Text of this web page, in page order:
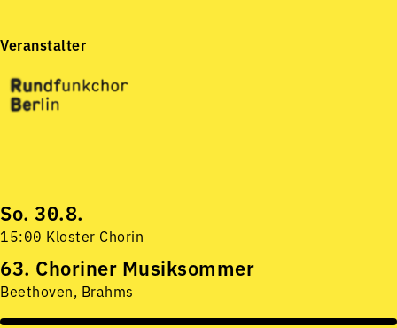
Veranstalter
So. 30.8.
15:00 Kloster Chorin
63. Choriner Musiksommer
Beethoven, Brahms